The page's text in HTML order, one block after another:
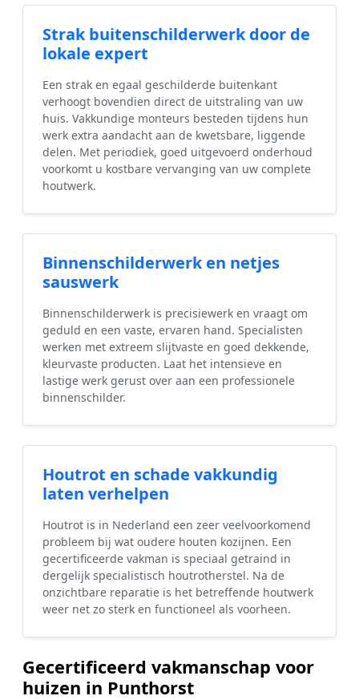
Strak buitenschilderwerk door de
lokale expert
Een strak en egaal geschilderde buitenkant
verhoogt bovendien direct de uitstraling van uw
huis. Vakkundige monteurs besteden tijdens hun
werk extra aandacht aan de kwetsbare, liggende
delen. Met periodiek, goed uitgevoerd onderhoud
voorkomt u kostbare vervanging van uw complete
houtwerk.
Binnenschilderwerk en netjes
sauswerk
Binnenschilderwerk is precisiewerk en vraagt om
geduld en een vaste, ervaren hand. Specialisten
werken met extreem slijtvaste en goed dekkende,
kleurvaste producten. Laat het intensieve en
lastige werk gerust over aan een professionele
binnenschilder.
Houtrot en schade vakkundig
laten verhelpen
Houtrot is in Nederland een zeer veelvoorkomend
probleem bij wat oudere houten kozijnen. Een
gecertificeerde vakman is speciaal getraind in
dergelijk specialistisch houtrotherstel. Na de
onzichtbare reparatie is het betreffende houtwerk
weer net zo sterk en functioneel als voorheen.
Gecertificeerd vakmanschap voor
huizen in Punthorst